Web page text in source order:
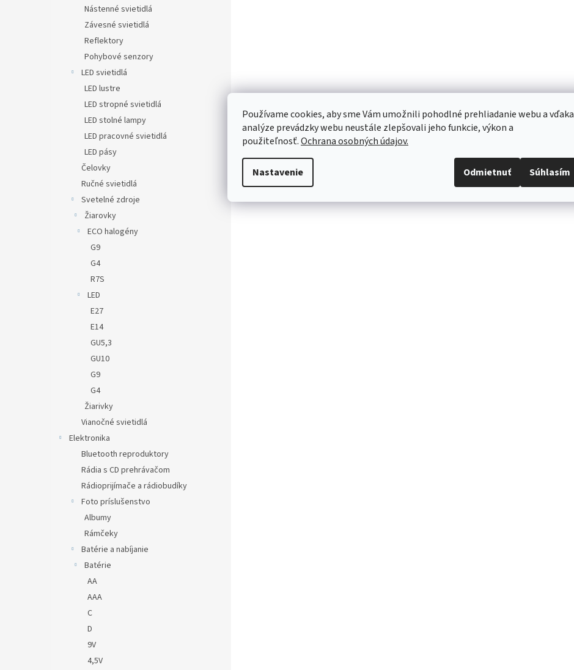
Používame cookies, aby sme Vám umožnili pohodlné prehliadanie webu a vďaka
analýze prevádzky webu neustále zlepšovali jeho funkcie, výkon a
použiteľnosť.Ochrana osobných údajov.
Nastavenie Odmietnuť Súhlasím
Nástenné svietidlá
Závesné svietidlá
Reflektory
Pohybové senzory
LED svietidlá
LED lustre
LED stropné svietidlá
LED stolné lampy
LED pracovné svietidlá
LED pásy
Čelovky
Ručné svietidlá
Svetelné zdroje
Žiarovky
ECO halogény
G9
G4
R7S
LED
E27
E14
GU5,3
GU10
G9
G4
Žiarivky
Vianočné svietidlá
Elektronika
Bluetooth reproduktory
Rádia s CD prehrávačom
Rádioprijímače a rádiobudíky
Foto príslušenstvo
Albumy
Rámčeky
Batérie a nabíjanie
Batérie
AA
AAA
C
D
9V
4,5V